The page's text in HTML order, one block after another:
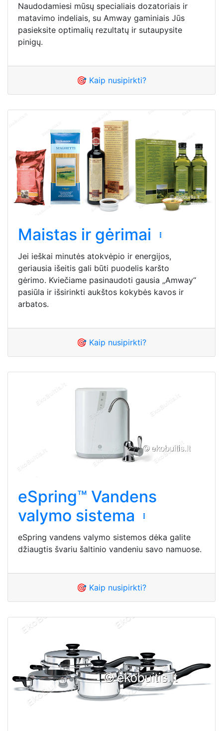
Naudodamiesi mūsų specialiais dozatoriais ir
matavimo indeliais, su Amway gaminiais Jūs
pasieksite optimalių rezultatų ir sutaupysite
pinigų.
🎯 Kaip nusipirkti?
Maistas ir gėrimai
Jei ieškai minutės atokvėpio ir energijos,
geriausia išeitis gali būti puodelis karšto
gėrimo. Kviečiame pasinaudoti gausia „Amway“
pasiūla ir išsirinkti aukštos kokybės kavos ir
arbatos.
🎯 Kaip nusipirkti?
eSpring™ Vandens
valymo sistema
eSpring vandens valymo sistemos dėka galite
džiaugtis švariu šaltinio vandeniu savo namuose.
🎯 Kaip nusipirkti?